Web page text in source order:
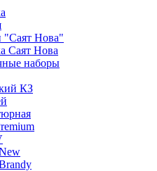
"Саят Нова"
Саят Нова
наборы
КЗ